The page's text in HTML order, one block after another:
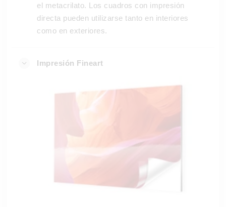
el metacrilato. Los cuadros con impresión
directa pueden utilizarse tanto en interiores
como en exteriores.
Impresión Fineart